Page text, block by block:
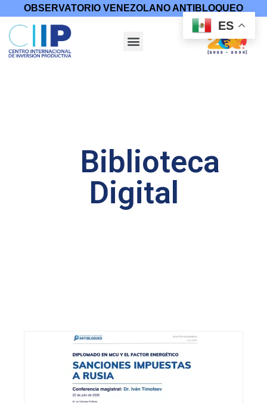
OBSERVATORIO VENEZOLANO ANTIBLOQUEO
Biblioteca
Digital
ES